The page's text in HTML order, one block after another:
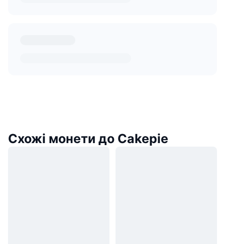
Схожі монети до Cakepie